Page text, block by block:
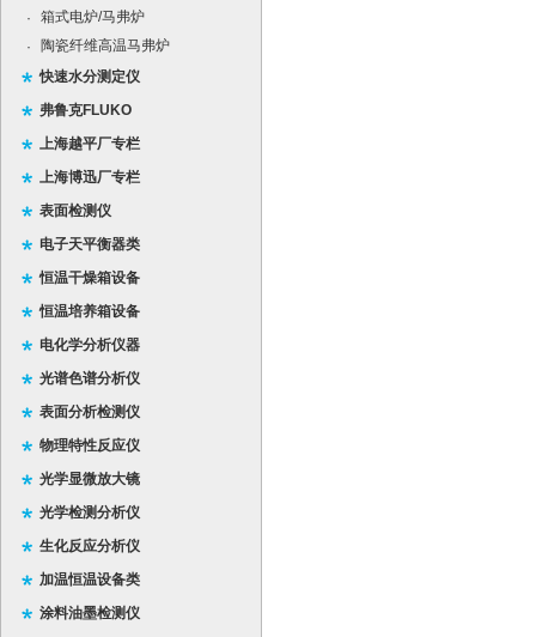
·
箱式电炉/马弗炉
·
陶瓷纤维高温马弗炉
快速水分测定仪
弗鲁克FLUKO
上海越平厂专栏
上海博迅厂专栏
表面检测仪
电子天平衡器类
恒温干燥箱设备
恒温培养箱设备
电化学分析仪器
光谱色谱分析仪
表面分析检测仪
物理特性反应仪
光学显微放大镜
光学检测分析仪
生化反应分析仪
加温恒温设备类
涂料油墨检测仪